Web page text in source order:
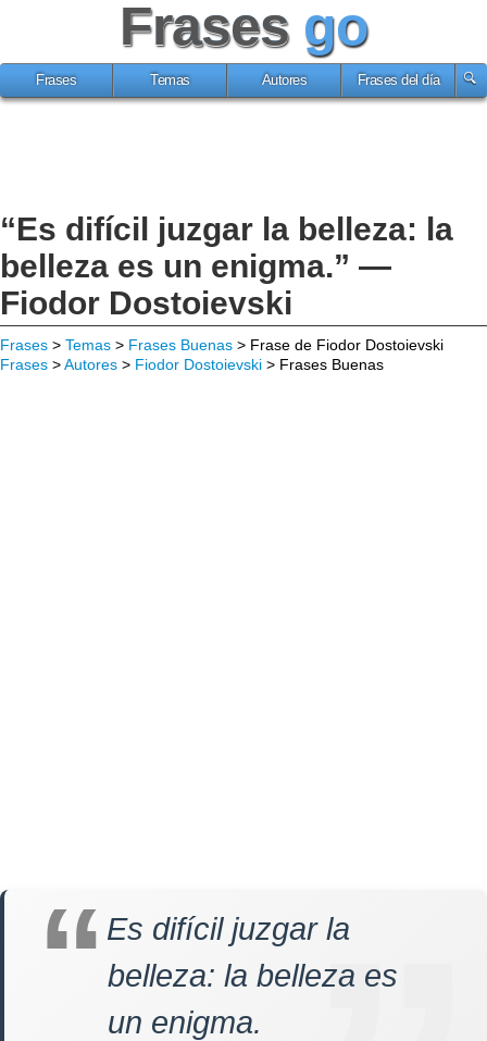
Frases go
Frases Temas Autores Frases del día
“Es difícil juzgar la belleza: la
belleza es un enigma.” —
Fiodor Dostoievski
Frases > Temas > Frases Buenas > Frase de Fiodor Dostoievski
Frases >Autores > Fiodor Dostoievski > Frases Buenas
Es difícil juzgar la
belleza: la belleza es
un enigma.